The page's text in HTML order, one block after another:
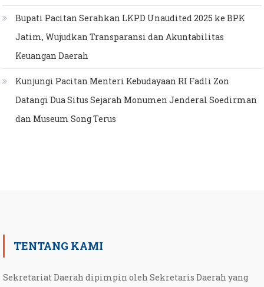
Bupati Pacitan Serahkan LKPD Unaudited 2025 ke BPK
Jatim, Wujudkan Transparansi dan Akuntabilitas
Keuangan Daerah
Kunjungi Pacitan Menteri Kebudayaan RI Fadli Zon
Datangi Dua Situs Sejarah Monumen Jenderal Soedirman
dan Museum Song Terus
TENTANG KAMI
Sekretariat Daerah dipimpin oleh Sekretaris Daerah yang